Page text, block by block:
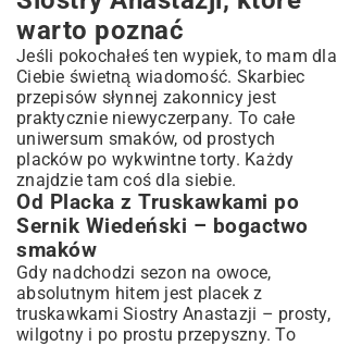
warto poznać
Jeśli pokochałeś ten wypiek, to mam dla
Ciebie świetną wiadomość. Skarbiec
przepisów słynnej zakonnicy jest
praktycznie niewyczerpany. To całe
uniwersum smaków, od prostych
placków po wykwintne torty. Każdy
znajdzie tam coś dla siebie.
Od Placka z Truskawkami po
Sernik Wiedeński – bogactwo
smaków
Gdy nadchodzi sezon na owoce,
absolutnym hitem jest placek z
truskawkami Siostry Anastazji – prosty,
wilgotny i po prostu przepyszny. To